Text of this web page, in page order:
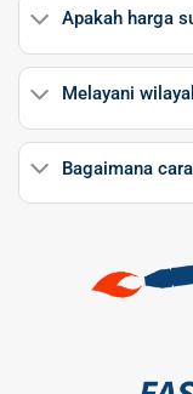
Apakah harga
Melayani
Bagaimana